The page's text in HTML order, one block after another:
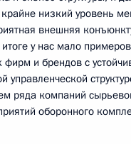
низкий уровень
внешняя
у нас мало
фирм и брендов с
управленческой
ряда компаний
оборонного